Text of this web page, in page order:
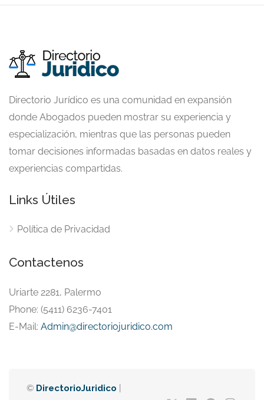
Directorio Jurídico es una comunidad en expansión
donde Abogados pueden mostrar su experiencia y
especialización, mientras que las personas pueden
tomar decisiones informadas basadas en datos reales y
experiencias compartidas.
Links Útiles
Política de Privacidad
Contactenos
Uriarte 2281, Palermo
Phone: (5411) 6236-7401
E-Mail: Admin@directoriojuridico.com
© DirectorioJuridico